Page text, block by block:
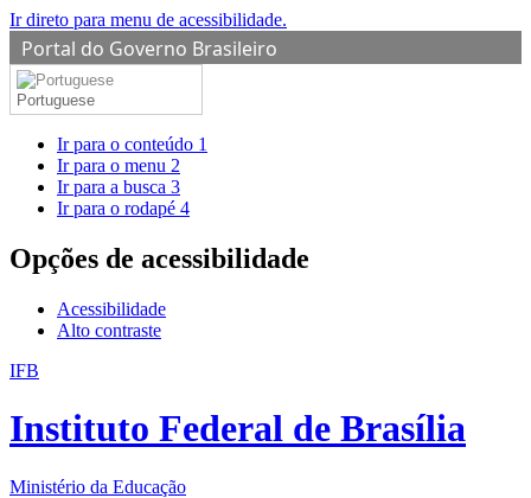
Ir direto para menu de acessibilidade.
Portal do Governo Brasileiro
Portuguese
Ir para o conteúdo 1
Ir para o menu 2
Ir para a busca 3
Ir para o rodapé 4
Opções de acessibilidade
Acessibilidade
Alto contraste
IFB
Instituto Federal de Brasília
Ministério da Educação